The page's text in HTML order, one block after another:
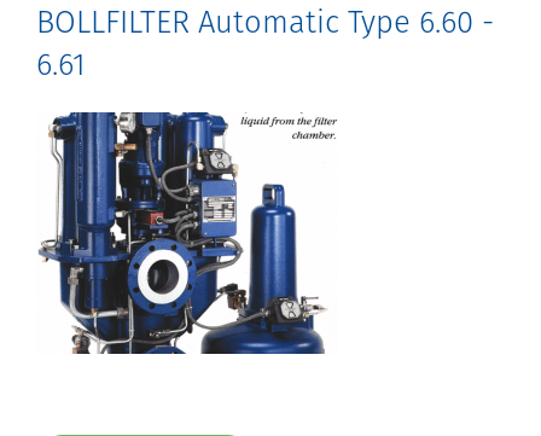
BOLLFILTER Automatic Type 6.60 -
6.61